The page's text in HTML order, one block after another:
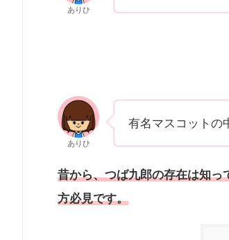
ありひ
ありひ
有名マスコットの
昔から、つば九郎の存在は知っ
方必見です。